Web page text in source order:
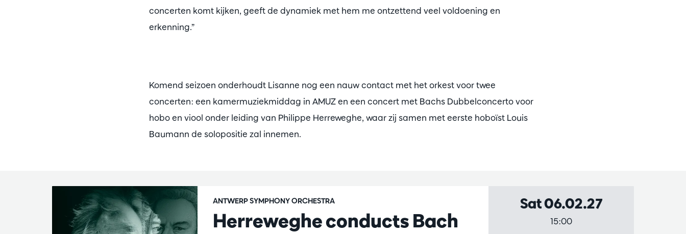
concerten komt kijken, geeft de dynamiek met hem me ontzettend veel voldoening en
erkenning.”
Komend seizoen onderhoudt Lisanne nog een nauw contact met het orkest voor twee
concerten: een kamermuziekmiddag in AMUZ en een concert met Bachs Dubbelconcerto voor
hobo en viool onder leiding van Philippe Herreweghe, waar zij samen met eerste hoboïst Louis
Baumann de solopositie zal innemen.
Herreweghe conducts Bach
ANTWERP SYMPHONY ORCHESTRA Sat 06.02.27
15:00